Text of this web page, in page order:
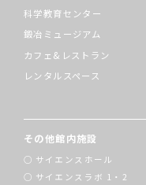
科学教育センター
鍛冶ミュージアム
カフェ&レストラン
レンタルスペース
その他館内施設
サイエンスホール
サイエンスラボ 1・2